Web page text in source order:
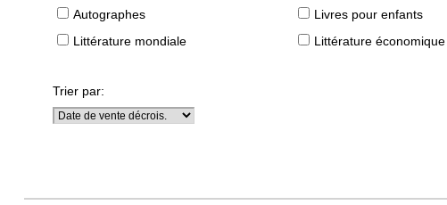
Autographes
Livres pour enfants
Littérature mondiale
Littérature économique
Trier par: